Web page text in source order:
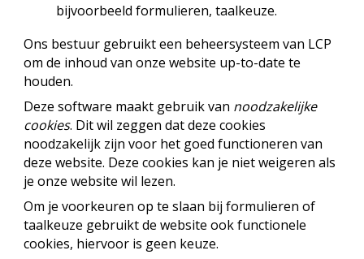
bijvoorbeeld formulieren, taalkeuze.
Ons bestuur gebruikt een beheersysteem van LCP
om de inhoud van onze website up-to-date te
houden.
Deze software maakt gebruik van noodzakelijke
cookies. Dit wil zeggen dat deze cookies
noodzakelijk zijn voor het goed functioneren van
deze website. Deze cookies kan je niet weigeren als
je onze website wil lezen.
Om je voorkeuren op te slaan bij formulieren of
taalkeuze gebruikt de website ook functionele
cookies, hiervoor is geen keuze.